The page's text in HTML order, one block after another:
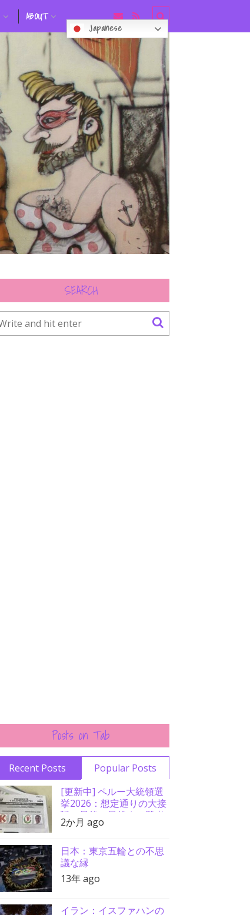
ABOUT
Japanese
SEARCH
Posts on Tab
Recent Posts
Popular Posts
[更新中] ペルー大統領選
挙2026：想定通りの大接
戦、最後の最後まで勝者
分からず
2か月 ago
日本：東京五輪との不思
議な縁
13年 ago
イラン：イスファハンの